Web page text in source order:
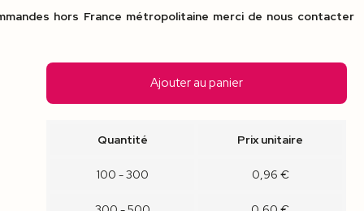
hors France métropolitaine merci de nous contacter
Ajouter au panier
Quantité Prix unitaire
100 - 300 0,96 €